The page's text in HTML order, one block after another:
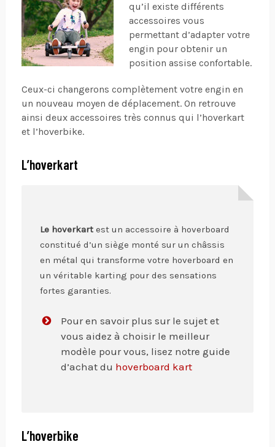
qu’il existe différents
accessoires vous
permettant d’adapter votre
engin pour obtenir un
position assise confortable.
Ceux-ci changerons complètement votre engin en
un nouveau moyen de déplacement. On retrouve
ainsi deux accessoires très connus qui l’hoverkart
et l’hoverbike.
L’hoverkart
Le hoverkartest un accessoire à hoverboard
constitué d’un siège monté sur un châssis
en métal qui transforme votre hoverboard en
un véritable karting pour des sensations
fortes garanties.
Pour en savoir plus sur le sujet et
vous aidez à choisir le meilleur
modèle pour vous, lisez notre guide
d’achat du hoverboard kart
L’hoverbike